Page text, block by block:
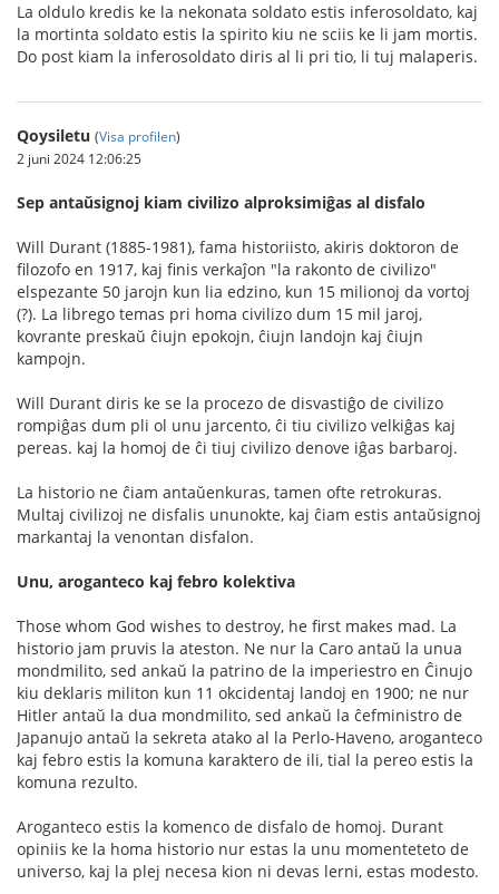
La oldulo kredis ke la nekonata soldato estis inferosoldato, kaj
la mortinta soldato estis la spirito kiu ne sciis ke li jam mortis.
Do post kiam la inferosoldato diris al li pri tio, li tuj malaperis.
Qoysiletu (Visa profilen)
2 juni 2024 12:06:25
Sep antaŭsignoj kiam civilizo alproksimiĝas al disfalo
Will Durant (1885-1981), fama historiisto, akiris doktoron de
filozofo en 1917, kaj finis verkaĵon "la rakonto de civilizo"
elspezante 50 jarojn kun lia edzino, kun 15 milionoj da vortoj
(?). La librego temas pri homa civilizo dum 15 mil jaroj,
kovrante preskaŭ ĉiujn epokojn, ĉiujn landojn kaj ĉiujn
kampojn.
Will Durant diris ke se la procezo de disvastiĝo de civilizo
rompiĝas dum pli ol unu jarcento, ĉi tiu civilizo velkiĝas kaj
pereas. kaj la homoj de ĉi tiuj civilizo denove iĝas barbaroj.
La historio ne ĉiam antaŭenkuras, tamen ofte retrokuras.
Multaj civilizoj ne disfalis ununokte, kaj ĉiam estis antaŭsignoj
markantaj la venontan disfalon.
Unu, aroganteco kaj febro kolektiva
Those whom God wishes to destroy, he first makes mad. La
historio jam pruvis la ateston. Ne nur la Caro antaŭ la unua
mondmilito, sed ankaŭ la patrino de la imperiestro en Ĉinujo
kiu deklaris militon kun 11 okcidentaj landoj en 1900; ne nur
Hitler antaŭ la dua mondmilito, sed ankaŭ la ĉefministro de
Japanujo antaŭ la sekreta atako al la Perlo-Haveno, aroganteco
kaj febro estis la komuna karaktero de ili, tial la pereo estis la
komuna rezulto.
Aroganteco estis la komenco de disfalo de homoj. Durant
opiniis ke la homa historio nur estas la unu momenteteto de
universo, kaj la plej necesa kion ni devas lerni, estas modesto.